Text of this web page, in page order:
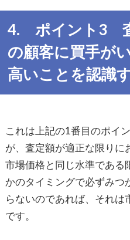
4. ポイント3
の顧客に買手が
高いことを認識
これは上記の1番目のポイ
が、査定額が適正な限りに
市場価格と同じ水準である
かのタイミングで必ずみつ
らないのであれば、それは
です。